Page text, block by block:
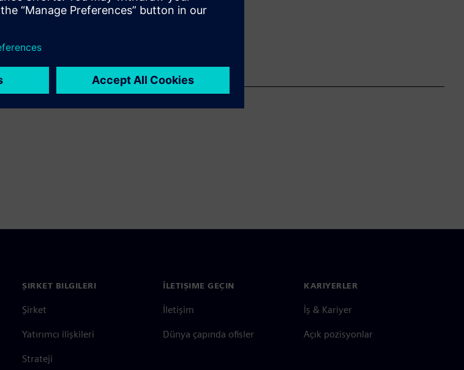
ŞIRKET BILGILERI
Şirket
Yatırımcı ilişkileri
Strateji
İLETIŞIME GEÇIN
İletişim
Dünya çapında ofisler
KARIYERLER
İş & Kariyer
Açık pozisyonlar